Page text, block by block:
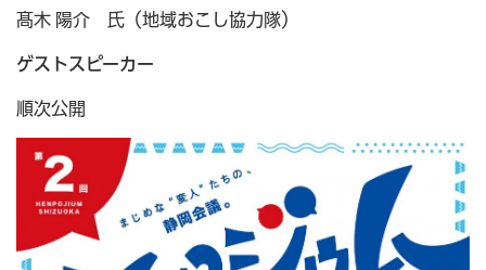
髙木 陽介 氏（地域おこし協力隊）
ゲストスピーカー
順次公開